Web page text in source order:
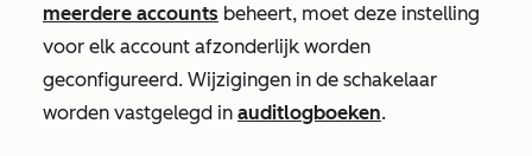
meerdere accounts beheert, moet deze instelling
voor elk account afzonderlijk worden
geconfigureerd. Wijzigingen in de schakelaar
worden vastgelegd in auditlogboeken.